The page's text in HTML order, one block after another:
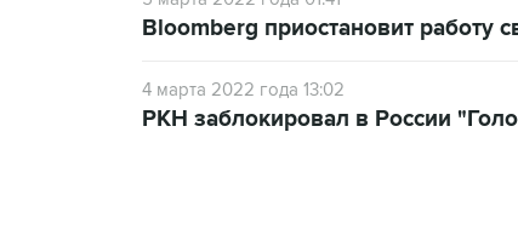
Bloomberg приостановит работу
4 марта 2022 года 13:02
РКН заблокировал в России